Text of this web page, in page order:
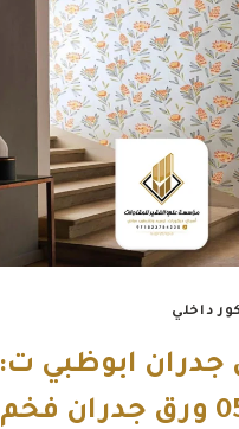
داخلي
جدران ابوظبي ت:
0523754330 ورق جدران فخم